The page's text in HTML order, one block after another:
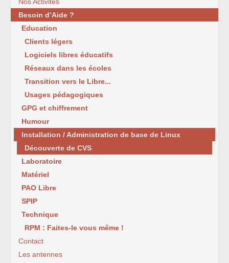
Besoin d’Aide ?
Education
Clients légers
Logiciels libres éducatifs
Réseaux dans les écoles
Transition vers le Libre...
Usages pédagogiques
GPG et chiffrement
Humour
Installation / Administration de base de Linux
Découverte de CVS
Laboratoire
Matériel
PAO Libre
SPIP
Technique
RPM : Faites-le vous même !
Contact
Les antennes